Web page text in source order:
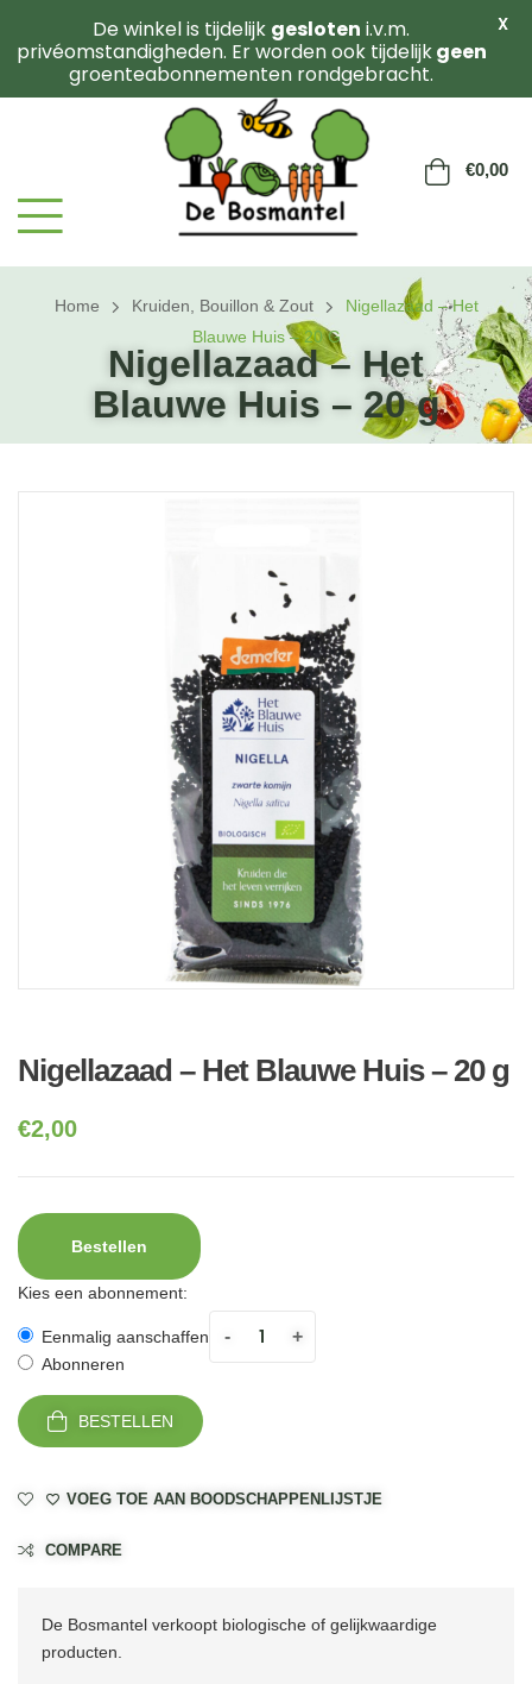
€0,00
Home Kruiden, Bouillon & Zout
Nigellazaad – Het
Blauwe Huis – 20 G
Nigellazaad – Het
Blauwe Huis – 20 g
Nigellazaad – Het Blauwe Huis – 20 g
€2,00
Bestellen
Kies een abonnement:
Eenmalig aanschaffen
Abonneren
- +
BESTELLEN
VOEG TOE AAN BOODSCHAPPENLIJSTJE
COMPARE
De Bosmantel verkoopt biologische of gelijkwaardige
producten.
De winkel is tijdelijk gesloten i.v.m.
privéomstandigheden. Er worden ook tijdelijkgeen
groenteabonnementen rondgebracht.
X